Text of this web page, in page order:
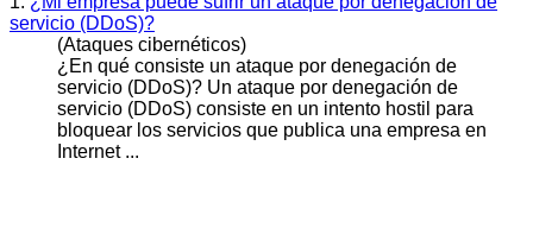
servicio (DDoS)?
(Ataques cibernéticos)
¿En qué consiste un ataque por denegación de
servicio (DDoS)? Un ataque por denegación de
servicio (DDoS) consiste en un intento hostil para
bloquear los servicios que publica una empresa en
Internet ...